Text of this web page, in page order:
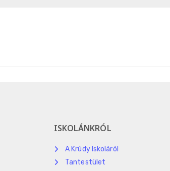
ISKOLÁNKRÓL
A Krúdy Iskoláról
Tantestület